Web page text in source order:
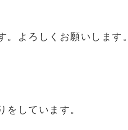
よろしくお願いします。
をしています。